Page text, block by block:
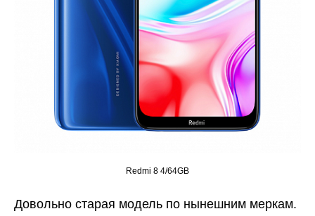
Redmi 8 4/64GB
Довольно старая модель по нынешним меркам.